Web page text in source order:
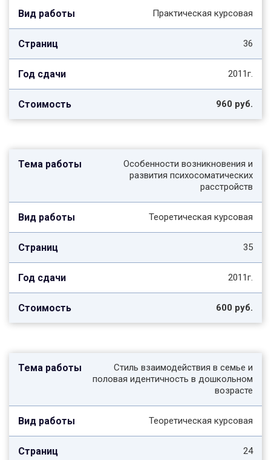
Практическая курсовая
36
2011г.
960 руб.
Особенности возникновения и
развития психосоматических
расстройств
Теоретическая курсовая
35
2011г.
600 руб.
Стиль взаимодействия в семье и
половая идентичность в дошкольном
возрасте
Теоретическая курсовая
24